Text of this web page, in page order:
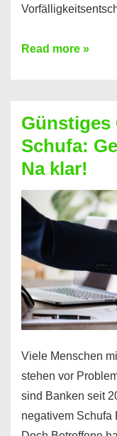
Kredit
dabei
profitieren
–
So
funktioniert’s
Read more »
Schufa:
Na klar!
Viele Menschen
stehen vor
sind Banken seit
negativem Schufa